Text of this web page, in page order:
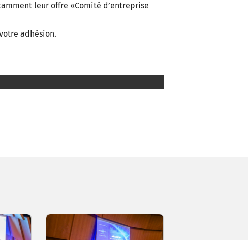
leur offre «Comité d’entreprise
adhésion.